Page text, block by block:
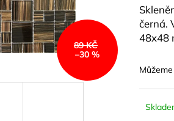
černá.
48x48
89 KČ
–30 %
DLAŽBA -